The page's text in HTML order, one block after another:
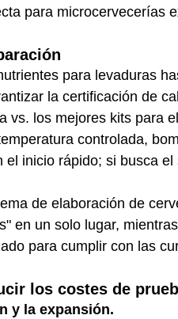
para microcervecerías
para levaduras
la certificación de
vs. los mejores kits para
controlada,
inicio rápido; si busca
de elaboración de
en un solo lugar,
para cumplir con las
los costes de
y la expansión.